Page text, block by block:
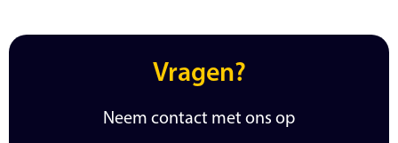
Vragen?
Neem contact met ons op